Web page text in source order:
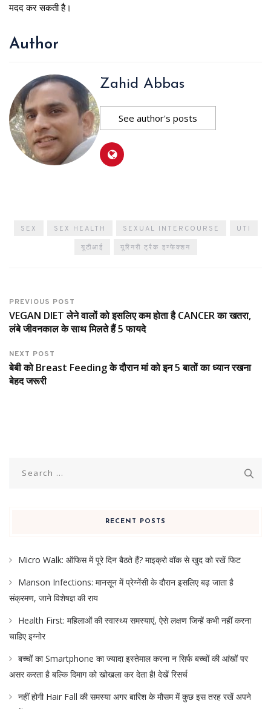
मदद कर सकती है।
Author
Zahid Abbas
See author's posts
SEX SEX HEALTH SEXUAL INTERCOURSE UTI
यूटीआई यूरिनरी ट्रैक इन्फेक्शन
PREVIOUS POST
VEGAN DIET लेने वालों को इसलिए कम होता है CANCER का खतरा,
लंबे जीवनकाल के साथ मिलते हैं 5 फायदे
NEXT POST
बेबी को Breast Feeding के दौरान मां को इन 5 बातों का ध्यान रखना
बेहद जरूरी
RECENT POSTS
Micro Walk: ऑफिस में पूरे दिन बैठते हैं? माइक्रो वॉक से खुद को रखें फिट
Manson Infections: मानसून में प्रेग्नेंसी के दौरान इसलिए बढ़ जाता है
संक्रमण, जाने विशेषज्ञ की राय
Health First: महिलाओं की स्वास्थ्य समस्याएं, ऐसे लक्षण जिन्हें कभी नहीं करना
चाहिए इग्नोर
बच्चों का Smartphone का ज्यादा इस्तेमाल करना न सिर्फ बच्चों की आंखों पर
असर करता है बल्कि दिमाग को खोखला कर देता है! देखें रिसर्च
नहीं होगी Hair Fall की समस्या अगर बारिश के मौसम में कुछ इस तरह रखें अपने